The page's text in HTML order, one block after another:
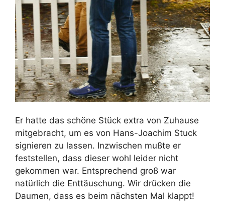
Er hatte das schöne Stück extra von Zuhause
mitgebracht, um es von Hans-Joachim Stuck
signieren zu lassen. Inzwischen mußte er
feststellen, dass dieser wohl leider nicht
gekommen war. Entsprechend groß war
natürlich die Enttäuschung. Wir drücken die
Daumen, dass es beim nächsten Mal klappt!